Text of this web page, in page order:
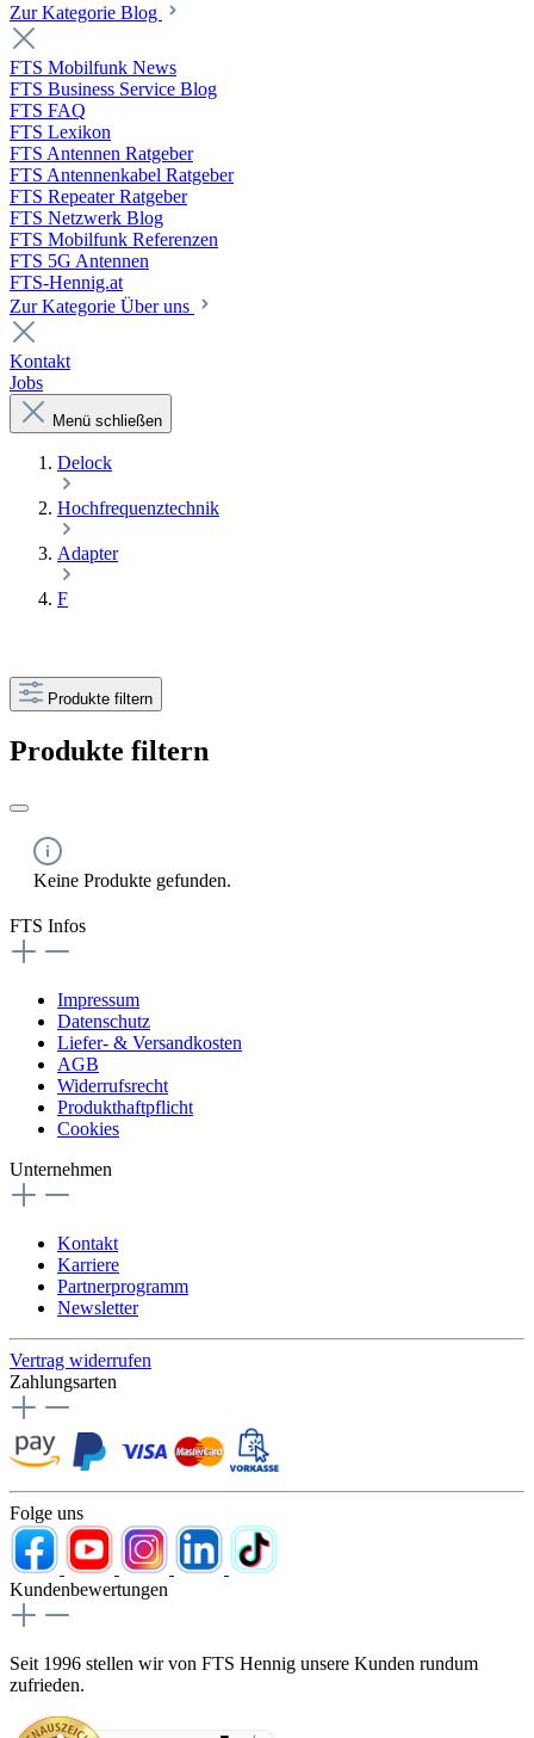
Zur Kategorie Blog
FTS Mobilfunk News
FTS Business Service Blog
FTS FAQ
FTS Lexikon
FTS Antennen Ratgeber
FTS Antennenkabel Ratgeber
FTS Repeater Ratgeber
FTS Netzwerk Blog
FTS Mobilfunk Referenzen
FTS 5G Antennen
FTS-Hennig.at
Zur Kategorie Über uns
Kontakt
Jobs
Menü schließen
Delock
Hochfrequenztechnik
Adapter
F
Produkte filtern
Produkte filtern
Keine Produkte gefunden.
FTS Infos
Impressum
Datenschutz
Liefer- & Versandkosten
AGB
Widerrufsrecht
Produkthaftpflicht
Cookies
Unternehmen
Kontakt
Karriere
Partnerprogramm
Newsletter
Vertrag widerrufen
Zahlungsarten
Folge uns
Kundenbewertungen
Seit 1996 stellen wir von FTS Hennig unsere Kunden rundum
zufrieden.